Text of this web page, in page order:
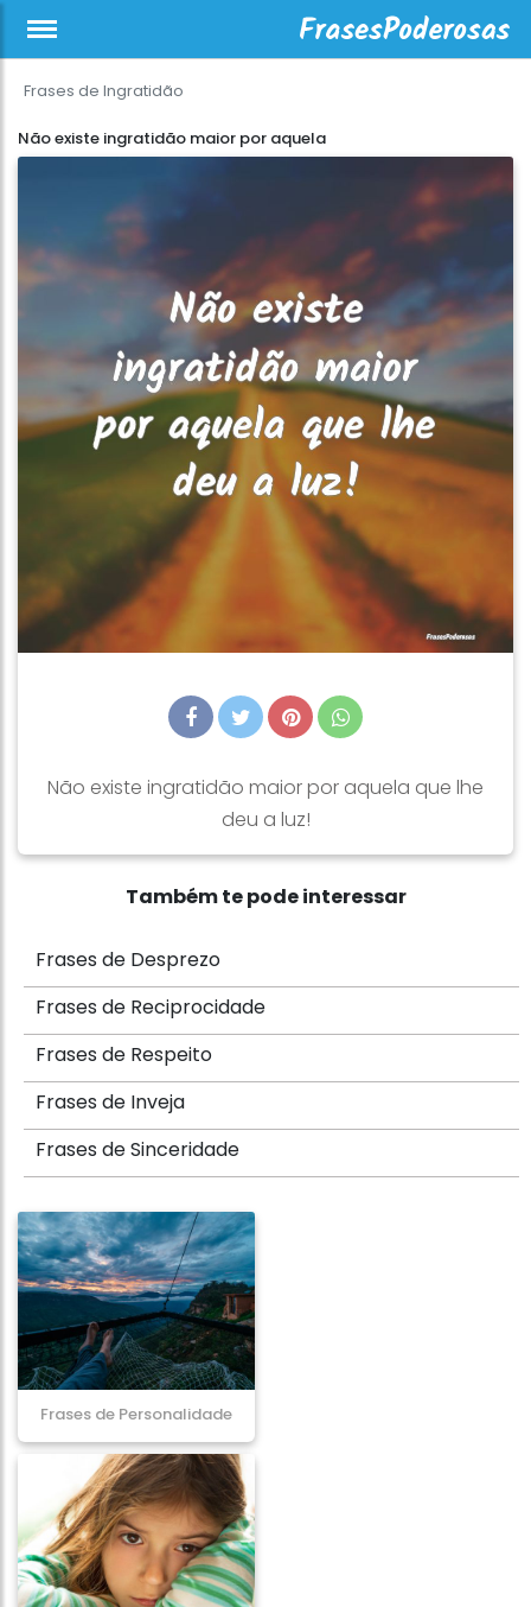
Frases de Ingratidão
Não existe ingratidão maior por aquela
Não existe ingratidão maior por aquela que lhe
deu a luz!
Também te pode interessar
Frases de Desprezo
Frases de Reciprocidade
Frases de Respeito
Frases de Inveja
Frases de Sinceridade
Frases de Personalidade